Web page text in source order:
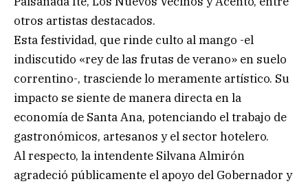
otros artistas destacados.
Esta festividad, que rinde culto al mango -el
indiscutido «rey de las frutas de verano» en suelo
correntino-, trasciende lo meramente artístico. Su
impacto se siente de manera directa en la
economía de Santa Ana, potenciando el trabajo de
gastronómicos, artesanos y el sector hotelero.
Al respecto, la intendente Silvana Almirón
agradeció públicamente el apoyo del Gobernador y